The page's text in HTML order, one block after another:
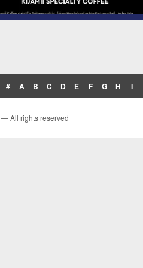
# A B C D E F G H I
— All rights reserved